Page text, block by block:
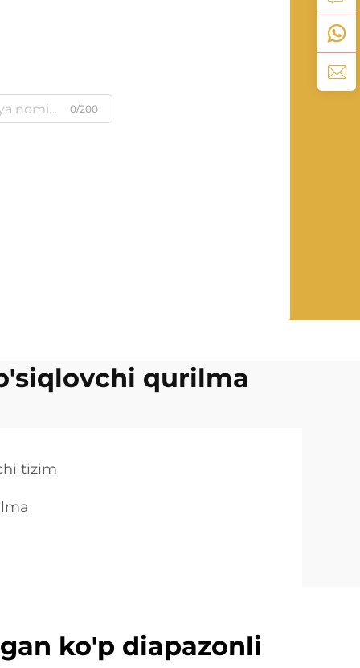
0/200
qurilma
tizim
ko'p diapazonli